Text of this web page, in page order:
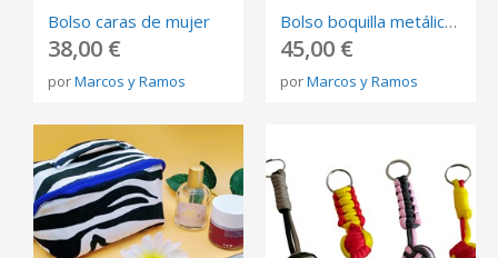
Bolso caras de mujer
38,00 €
porMarcos y Ramos
Bolso boquilla metálica lentejuelas camuflaje
45,00 €
porMarcos y Ramos